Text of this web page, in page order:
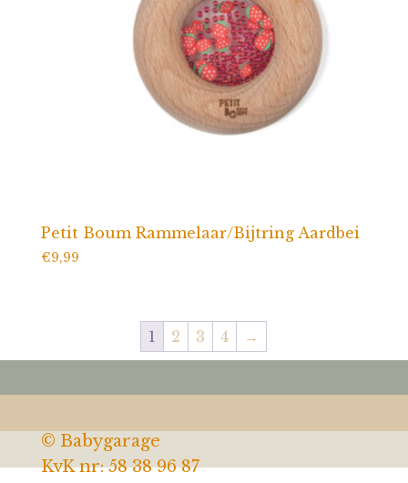
Petit Boum Rammelaar/Bijtring Aardbei
€9,99
1 2 3 4 →
© Babygarage
KvK nr: 58 38 96 87